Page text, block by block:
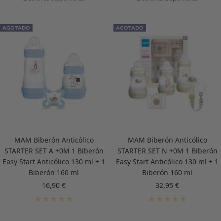
AGOTADO
MAM Biberón Anticólico
STARTER SET A +0M 1 Biberón
Easy Start Anticólico 130 ml + 1
Biberón 160 ml
Precio
de
16,90 €
AGOTADO
MAM Biberón Anticólico
STARTER SET N +0M 1 Biberón
Easy Start Anticólico 130 ml + 1
Biberón 160 ml
Precio
de
32,95 €